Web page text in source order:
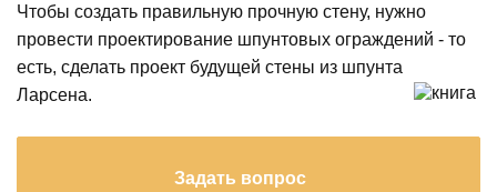
Чтобы создать правильную прочную стену, нужно
провести проектирование шпунтовых ограждений - то
есть, сделать проект будущей стены из шпунта
Ларсена.
Задать вопрос